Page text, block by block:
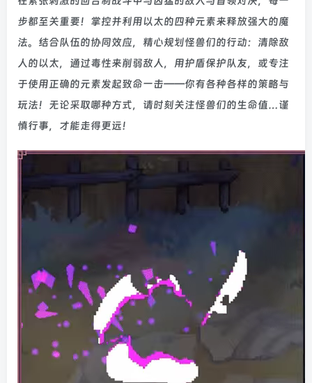
步都至关重要！掌控并利用以太的四种元素来释放强大的魔
法。结合队伍的协同效应，精心规划怪兽们的行动：清除敌
人的以太，通过毒性来削弱敌人，用护盾保护队友，或专注
于使用正确的元素发起致命一击——你有各种各样的策略与
玩法！无论采取哪种方式，请时刻关注怪兽们的生命值…谨
慎行事，才能走得更远！